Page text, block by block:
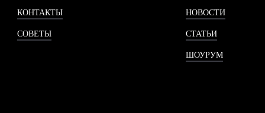
КОНТАКТЫ
СОВЕТЫ
НОВОСТИ
СТАТЬИ
ШОУРУМ